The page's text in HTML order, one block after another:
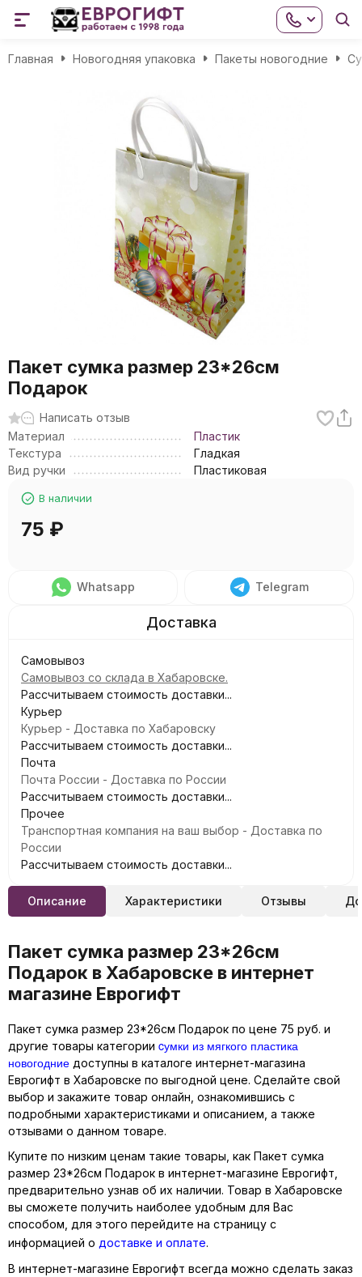
Главная Новогодняя упаковка Пакеты новогодние
Пакет сумка размер 23*26см
Подарок
Написать отзыв
Материал
Пластик
Текстура
Гладкая
Вид ручки
Пластиковая
В наличии
75 ₽
Whatsapp Telegram
Самовывоз
Самовывоз со склада в Хабаровске.
Рассчитываем стоимость доставки...
Курьер
Курьер - Доставка по Хабаровску
Рассчитываем стоимость доставки...
Почта
Почта России - Доставка по России
Рассчитываем стоимость доставки...
Прочее
Транспортная компания на ваш выбор - Доставка по
России
Рассчитываем стоимость доставки...
Описание Характеристики Отзывы
Пакет сумка размер 23*26см
Подарок в Хабаровске в интернет
магазине Еврогифт
Пакет сумка размер 23*26см Подарок по цене 75 руб. и
другие товары категории cумки из мягкого пластика
новогодние доступны в каталоге интернет-магазина
Еврогифт в Хабаровске по выгодной цене. Сделайте свой
выбор и закажите товар онлайн, ознакомившись с
подробными характеристиками и описанием, а также
отзывами о данном товаре.
Купите по низким ценам такие товары, как Пакет сумка
размер 23*26см Подарок в интернет-магазине Еврогифт,
предварительно узнав об их наличии. Товар в Хабаровске
вы сможете получить наиболее удобным для Вас
способом, для этого перейдите на страницу с
информацией о доставке и оплате.
В интернет-магазине Еврогифт всегда можно сделать заказ